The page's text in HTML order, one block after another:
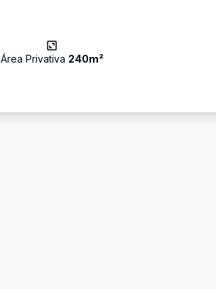
Área Privativa 240m²